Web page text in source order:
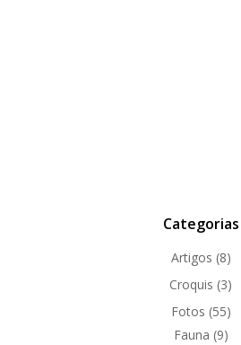
Categorias
Artigos (8)
Croquis (3)
Fotos (55)
Fauna (9)